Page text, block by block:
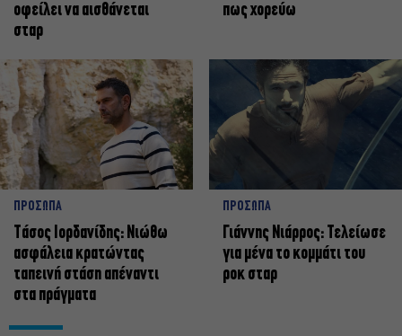
οφείλει να αισθάνεται
σταρ
πως χορεύω
ΠΡΟΣΩΠΑ
Tάσος Ιορδανίδης: Νιώθω
ασφάλεια κρατώντας
ταπεινή στάση απέναντι
στα πράγματα
ΠΡΟΣΩΠΑ
Γιάννης Νιάρρος: Τελείωσε
για μένα το κομμάτι του
ροκ σταρ